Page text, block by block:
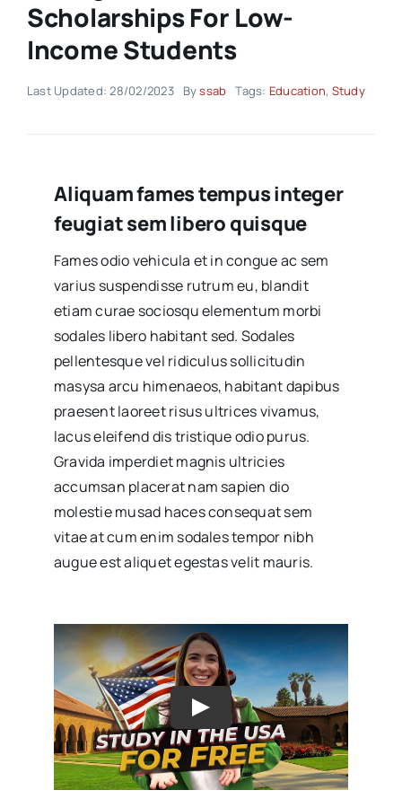
Akti SSAB
Scholarships For Low-
Income Students
Last Updated: 28/02/2023 Byssab Tags: Education, Study
Aliquam fames tempus integer
feugiat sem libero quisque
Fames odio vehicula et in congue ac sem
varius suspendisse rutrum eu, blandit
etiam curae sociosqu elementum morbi
sodales libero habitant sed. Sodales
pellentesque vel ridiculus sollicitudin
masysa arcu himenaeos, habitant dapibus
praesent laoreet risus ultrices vivamus,
lacus eleifend dis tristique odio purus.
Gravida imperdiet magnis ultricies
accumsan placerat nam sapien dio
molestie musad haces consequat sem
vitae at cum enim sodales tempor nibh
augue est aliquet egestas velit mauris.
Play